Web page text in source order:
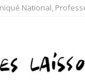
National,